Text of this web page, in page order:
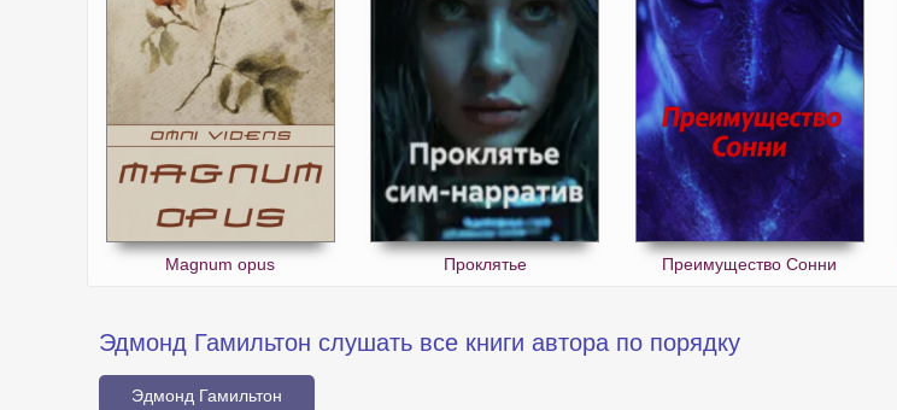
Magnum opus Проклятье Преимущество Сонни
Эдмонд Гамильтон слушать все книги автора по порядку
Эдмонд Гамильтон